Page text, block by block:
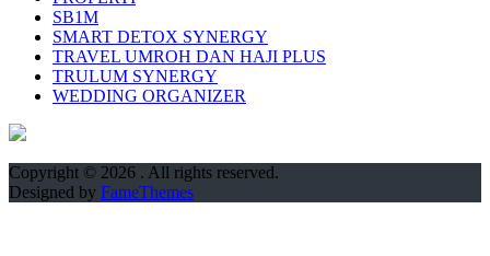
SB1M
SMART DETOX SYNERGY
TRAVEL UMROH DAN HAJI PLUS
TRULUM SYNERGY
WEDDING ORGANIZER
Copyright © 2026 . All rights reserved.
Designed by FameThemes